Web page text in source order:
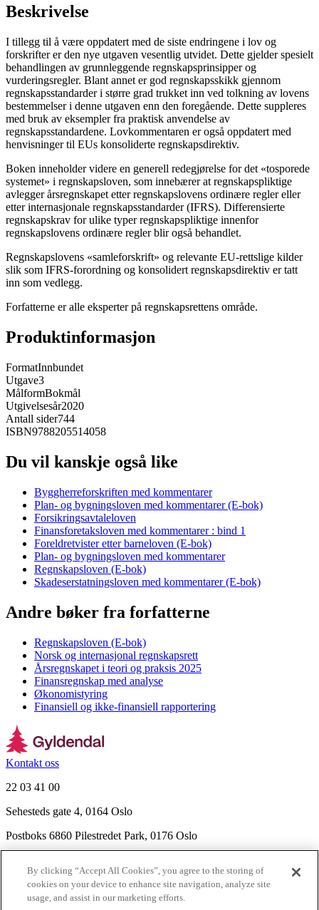
Beskrivelse
I tillegg til å være oppdatert med de siste endringene i lov og
forskrifter er den nye utgaven vesentlig utvidet. Dette gjelder spesielt
behandlingen av grunnleggende regnskapsprinsipper og
vurderingsregler. Blant annet er god regnskapsskikk gjennom
regnskapsstandarder i større grad trukket inn ved tolkning av lovens
bestemmelser i denne utgaven enn den foregående. Dette suppleres
med bruk av eksempler fra praktisk anvendelse av
regnskapsstandardene. Lovkommentaren er også oppdatert med
henvisninger til EUs konsoliderte regnskapsdirektiv.
Boken inneholder videre en generell redegjørelse for det «tosporede
systemet» i regnskapsloven, som innebærer at regnskapspliktige
avlegger årsregnskapet etter regnskapslovens ordinære regler eller
etter internasjonale regnskapsstandarder (IFRS). Differensierte
regnskapskrav for ulike typer regnskapspliktige innenfor
regnskapslovens ordinære regler blir også behandlet.
Regnskapslovens «samleforskrift» og relevante EU-rettslige kilder
slik som IFRS-forordning og konsolidert regnskapsdirektiv er tatt
inn som vedlegg.
Forfatterne er alle eksperter på regnskapsrettens område.
Produktinformasjon
FormatInnbundet
Utgave3
MålformBokmål
Utgivelsesår2020
Antall sider744
ISBN9788205514058
Du vil kanskje også like
Byggherreforskriften med kommentarer
Plan- og bygningsloven med kommentarer (E-bok)
Forsikringsavtaleloven
Finansforetaksloven med kommentarer : bind 1
Foreldretvister etter barneloven (E-bok)
Plan- og bygningsloven med kommentarer
Regnskapsloven (E-bok)
Skadeserstatningsloven med kommentarer (E-bok)
Andre bøker fra forfatterne
Regnskapsloven (E-bok)
Norsk og internasjonal regnskapsrett
Årsregnskapet i teori og praksis 2025
Finansregnskap med analyse
Økonomistyring
Finansiell og ikke-finansiell rapportering
Kontakt oss
22 03 41 00
Sehesteds gate 4, 0164 Oslo
Postboks 6860 Pilestredet Park, 0176 Oslo
Nyhetsbrev
Ledige stillinger
By clicking “Accept All Cookies”, you agree to the storing of
cookies on your device to enhance site navigation, analyze site
usage, and assist in our marketing efforts.